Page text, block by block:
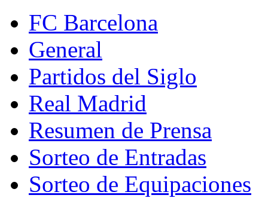
FC Barcelona
General
Partidos del Siglo
Real Madrid
Resumen de Prensa
Sorteo de Entradas
Sorteo de Equipaciones